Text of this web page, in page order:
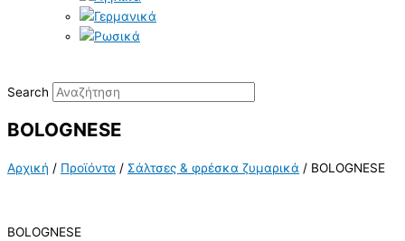
Search
BOLOGNESE
Αρχική / Προϊόντα / Σάλτσες & φρέσκα ζυμαρικά / BOLOGNESE
BOLOGNESE